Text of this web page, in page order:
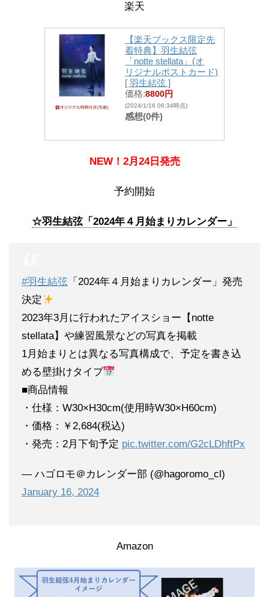
楽天
【楽天ブックス限定先
着特典】羽生結弦
「notte stellata」(オ
リジナルポストカード)
[ 羽生結弦 ]
価格:8800円
(2024/1/16 06:34時点)
感想(0件)
NEW！2月24日発売
予約開始
☆羽生結弦「2024年４月始まりカレンダー」
#羽生結弦 「2024年４月始まりカレンダー」発売
決定
2023年3月に行われたアイスショー【notte
stellata】や練習風景などの写真を掲載
1月始まりとは異なる写真構成で、予定を書き込
める壁掛けタイプ
■商品情報
・仕様：W30×H30cm(使用時W30×H60cm)
・価格：￥2,684(税込)
・発売：2月下旬予定 pic.twitter.com/G2cLDhftPx
— ハゴロモ＠カレンダー部 (@hagoromo_cl)
January 16, 2024
Amazon